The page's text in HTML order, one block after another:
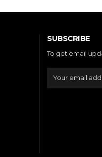
SUBSCRIBE
To get email